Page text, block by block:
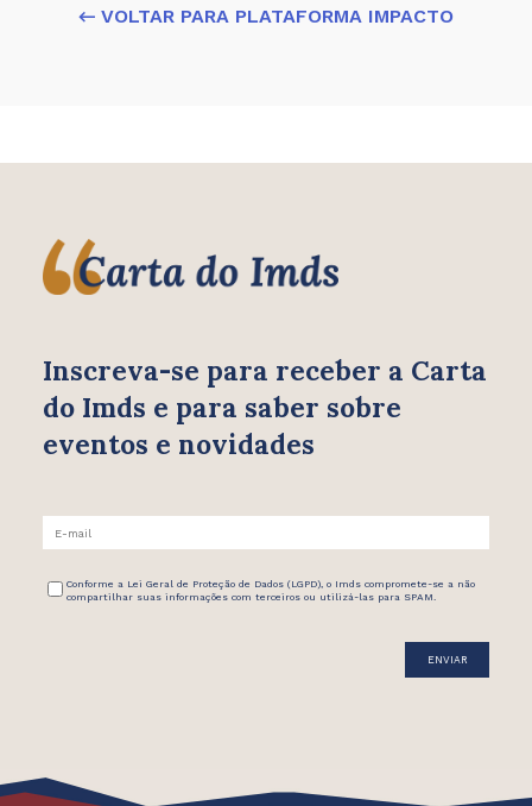
← VOLTAR PARA PLATAFORMA IMPACTO
Inscreva-se para receber a Carta
do Imds e para saber sobre
eventos e novidades
Conforme a Lei Geral de Proteção de Dados (LGPD), o Imds compromete-se a não
compartilhar suas informações com terceiros ou utilizá-las para SPAM.